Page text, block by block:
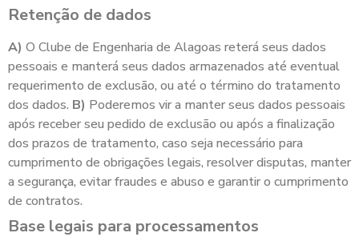
Retenção de dados
A) O Clube de Engenharia de Alagoas reterá seus dados
pessoais e manterá seus dados armazenados até eventual
requerimento de exclusão, ou até o término do tratamento
dos dados. B) Poderemos vir a manter seus dados pessoais
após receber seu pedido de exclusão ou após a finalização
dos prazos de tratamento, caso seja necessário para
cumprimento de obrigações legais, resolver disputas, manter
a segurança, evitar fraudes e abuso e garantir o cumprimento
de contratos.
Base legais para processamentos